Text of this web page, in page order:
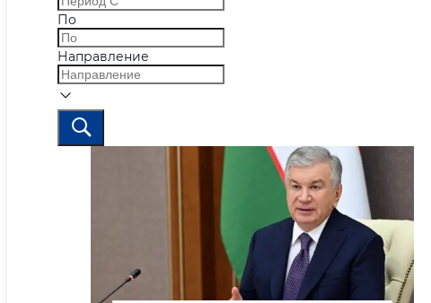
По
Направление